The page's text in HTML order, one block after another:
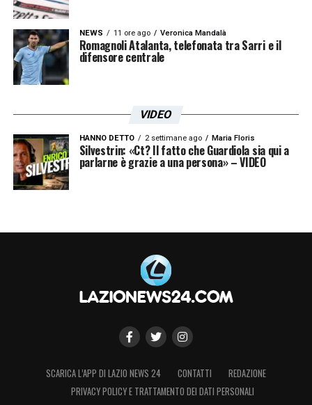
NEWS 11 ore ago Veronica Mandalà
Romagnoli Atalanta, telefonata tra Sarri e il
difensore centrale
VIDEO
HANNO DETTO 2 settimane ago Maria Floris
Silvestrin: «Ct? Il fatto che Guardiola sia qui a
parlarne è grazie a una persona» – VIDEO
SCARICA L’APP DI LAZIO NEWS 24 CONTATTI
REDAZIONE
PRIVACY POLICY E TRATTAMENTO DEI DATI PERSONALI